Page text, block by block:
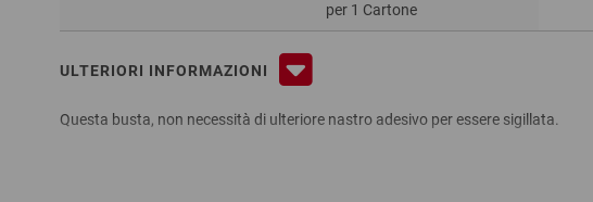
per 1 Cartone
ULTERIORI INFORMAZIONI
Questa busta, non necessità di ulteriore nastro adesivo per essere sigillata.